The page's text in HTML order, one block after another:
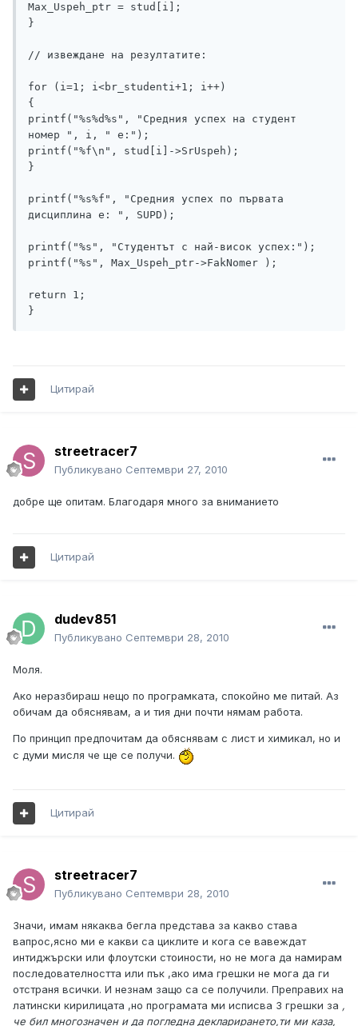
Max_Uspeh_ptr = stud[i];
}
// извеждане на резултатите:
for (i=1; i<br_studenti+1; i++)
{
printf("%s%d%s", "Средния успех на студент
номер ", i, " e:");
printf("%f\n", stud[i]->SrUspeh);
}
printf("%s%f", "Средния успех по първата
дисциплина е: ", SUPD);
printf("%s", "Студентът с най-висок успех:");
printf("%s", Max_Uspeh_ptr->FakNomer );
return 1;
Цитирай
streetracer7
Публикувано Септември 27, 2010
добре ще опитам. Благодаря много за вниманието
Цитирай
dudev851
Публикувано Септември 28, 2010
Моля.
Ако неразбираш нещо по програмката, спокойно ме питай. Аз
обичам да обяснявам, а и тия дни почти нямам работа.
По принцип предпочитам да обяснявам с лист и химикал, но и
с думи мисля че ще се получи.
Цитирай
streetracer7
Публикувано Септември 28, 2010
Значи, имам някаква бегла представа за какво става
вапрос,ясно ми е какви са циклите и кога се вавеждат
интиджърски или флоутски стоиности, но не мога да намирам
последователността или пък ,ако има грешки не мога да ги
отстраня всички. И незнам защо са се получили. Преправих на
латински кирилицата ,но програмата ми исписва 3 грешки за ,
че бил многозначен и да погледна декларирането,ти ми каза,